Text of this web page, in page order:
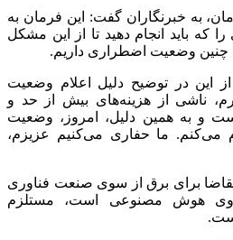
به خبرنگاران گفت: این فرمان به
که باید انجام دهید تا از این مشکل
چنین وضعیت اضطراری داریم.
این در توضیح دلیل اعلام وضعیت
ناشی از هزینه‌های بیش از حد و
و به همین دلیل، امروز، وضعیت
می‌کنم. ما حفاری می‌کنیم عزیزم،
تقاضا برای برق از سوی صنعت فناوری
هوش مصنوعی است، مستلزم